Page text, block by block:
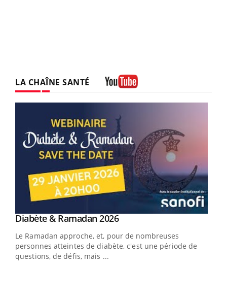
LA CHAÎNE SANTÉ
Youtube
Diabète & Ramadan 2026Youtube
Le Ramadan approche, et, pour de nombreuses
personnes atteintes de diabète, c'est une période de
questions, de défis, mais ...